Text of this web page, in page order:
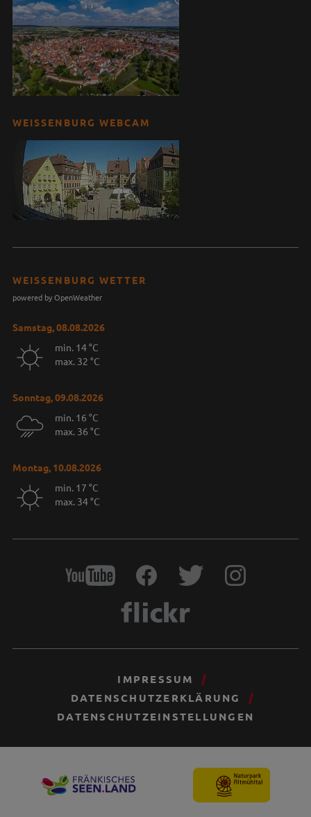
WEISSENBURG WEBCAM
WEISSENBURG WETTER
powered by OpenWeather
Samstag, 08.08.2026
min. 14 °C
max. 32 °C
Sonntag, 09.08.2026
min. 16 °C
max. 36 °C
Montag, 10.08.2026
min. 17 °C
max. 34 °C
IMPRESSUM
DATENSCHUTZERKLÄRUNG
DATENSCHUTZEINSTELLUNGEN